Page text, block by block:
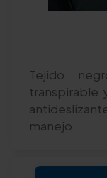
Tejido
transpirable
manejo.